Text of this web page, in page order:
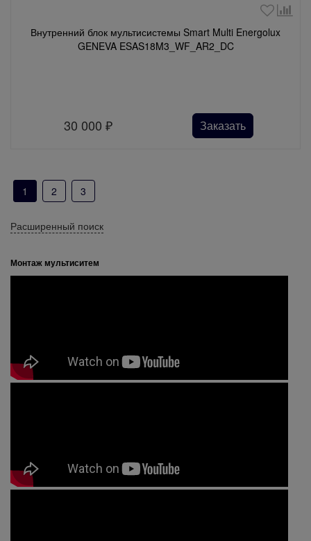
Внутренний блок мультисистемы Smart Multi Energolux
GENEVA ESAS18M3_WF_AR2_DC
30 000₽ Заказать
1 2 3
Расширенный поиск
Монтаж мультиситем